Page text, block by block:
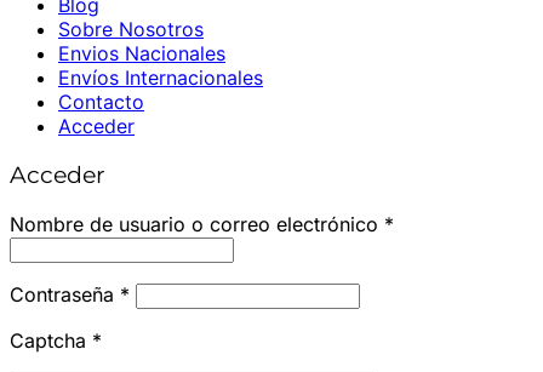
Blog
Sobre Nosotros
Envios Nacionales
Envíos Internacionales
Contacto
Acceder
Acceder
Nombre de usuario o correo electrónico *
Contraseña * Obligatorio
Captcha *